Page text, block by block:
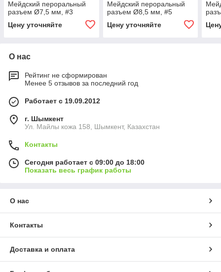
Мейдский пероральный
разъем Ø7,5 мм, #3
Цену уточняйте
Мейдский пероральный
разъем Ø8,5 мм, #5
Цену уточняйте
О нас
Рейтинг не сформирован
Менее 5 отзывов за последний год
Работает с 19.09.2012
г. Шымкент
Ул. Майлы кожа 158, Шымкент, Казахстан
Контакты
Сегодня работает с 09:00 до 18:00
Показать весь график работы
О нас
Контакты
Доставка и оплата